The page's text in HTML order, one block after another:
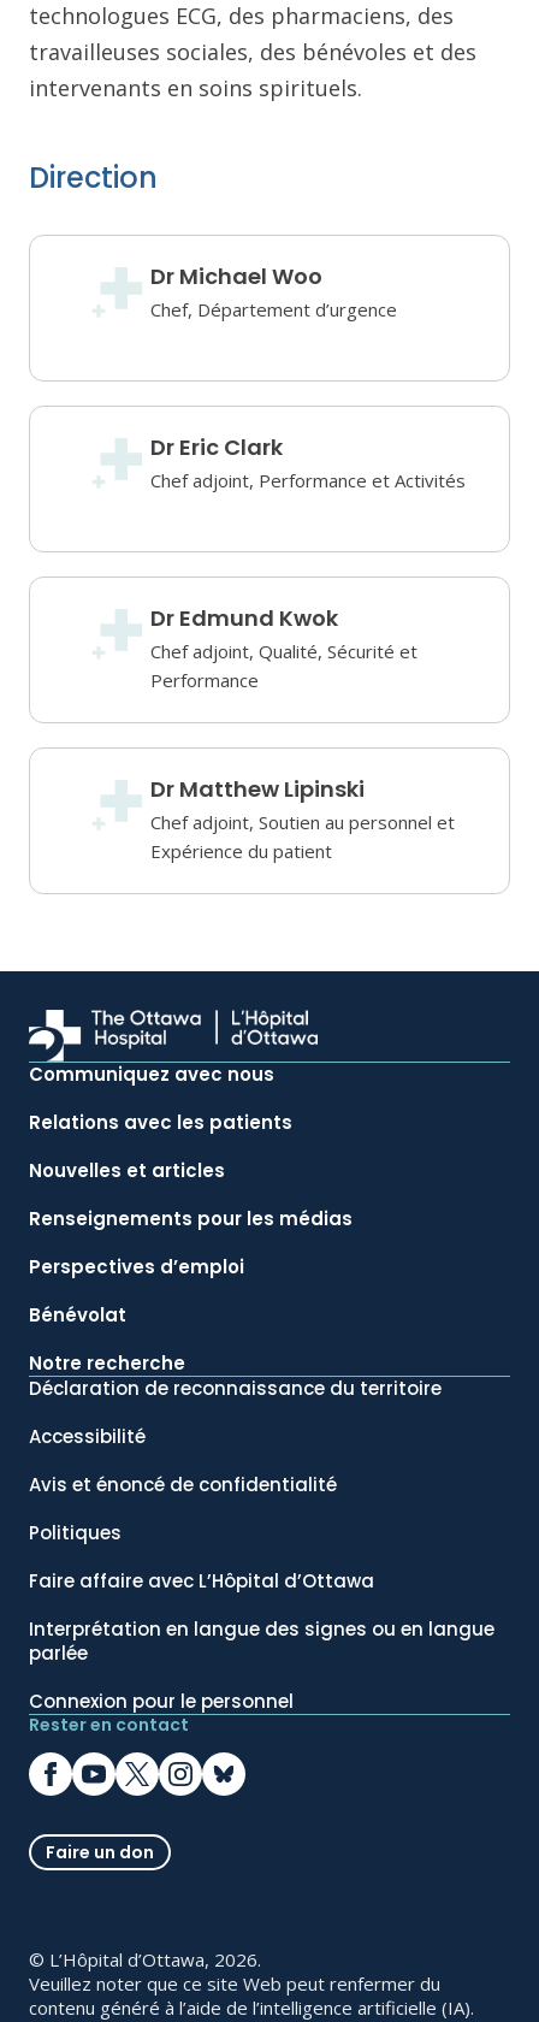
technologues ECG, des pharmaciens, des
travailleuses sociales, des bénévoles et des
intervenants en soins spirituels.
Direction
Dr Michael Woo
Chef, Département d’urgence
Dr Eric Clark
Chef adjoint, Performance et Activités
Dr Edmund Kwok
Chef adjoint, Qualité, Sécurité et
Performance
Dr Matthew Lipinski
Chef adjoint, Soutien au personnel et
Expérience du patient
Communiquez avec nous
Relations avec les patients
Nouvelles et articles
Renseignements pour les médias
Perspectives d’emploi
Bénévolat
Notre recherche
Déclaration de reconnaissance du territoire
Accessibilité
Avis et énoncé de confidentialité
Politiques
Faire affaire avec L’Hôpital d’Ottawa
Interprétation en langue des signes ou en langue
parlée
Connexion pour le personnel
Rester en contact
Faire un don
© L’Hôpital d’Ottawa, 2026.
Veuillez noter que ce site Web peut renfermer du
contenu généré à l’aide de l’intelligence artificielle (IA).